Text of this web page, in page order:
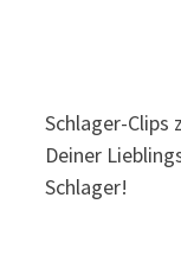
Schlager-Clips
Deiner
Schlager!